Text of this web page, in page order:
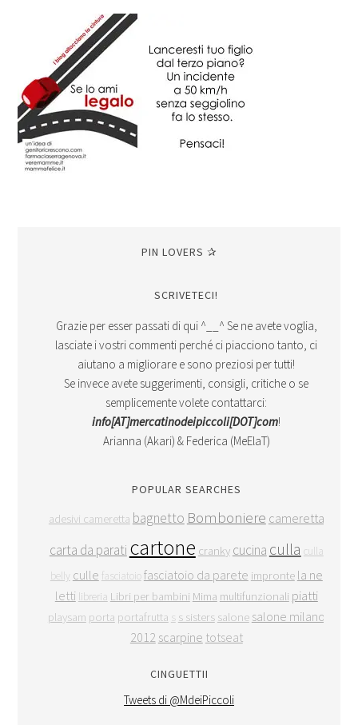
PIN LOVERS ✰
SCRIVETECI!
Grazie per esser passati di qui ^__^ Se ne avete voglia,
lasciate i vostri commenti perché ci piacciono tanto, ci
aiutano a migliorare e sono preziosi per tutti!
Se invece avete suggerimenti, consigli, critiche o se
semplicemente volete contattarci:
info[AT]mercatinodeipiccoli[DOT]com!
Arianna (Akari) & Federica (MeElaT)
POPULAR SEARCHES
adesivi cameretta bagnetto Bomboniere cameretta
carta da parati cartone cranky cucina culla culla
belly culle fasciatoiofasciatoio da parete impronte la ne
letti libreria Libri per bambini Mima multifunzionali piatti
playsam porta portafrutta s s sisters salone salone milano
2012 scarpine totseat
CINGUETTII
Tweets di @MdeiPiccoli